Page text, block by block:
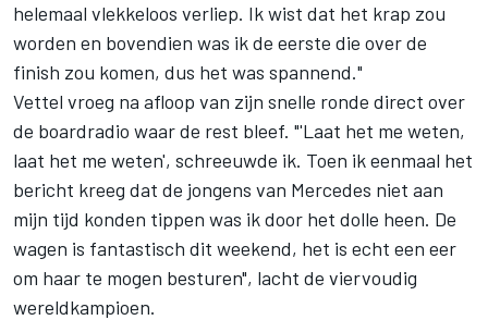
helemaal vlekkeloos verliep. Ik wist dat het krap zou
worden en bovendien was ik de eerste die over de
finish zou komen, dus het was spannend."
Vettel vroeg na afloop van zijn snelle ronde direct over
de boardradio waar de rest bleef. "'Laat het me weten,
laat het me weten', schreeuwde ik. Toen ik eenmaal het
bericht kreeg dat de jongens van Mercedes niet aan
mijn tijd konden tippen was ik door het dolle heen. De
wagen is fantastisch dit weekend, het is echt een eer
om haar te mogen besturen", lacht de viervoudig
wereldkampioen.